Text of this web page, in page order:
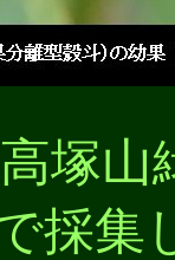
塚山
採集